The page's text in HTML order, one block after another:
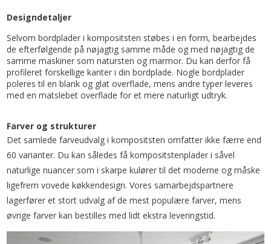
Designdetaljer
Selvom bordplader i kompositsten støbes i en form, bearbejdes
de efterfølgende på nøjagtig samme måde og med nøjagtig de
samme maskiner som natursten og marmor. Du kan derfor få
profileret forskellige kanter i din bordplade. Nogle bordplader
poleres til en blank og glat overflade, mens andre typer leveres
med en matslebet overflade for et mere naturligt udtryk.
Farver og strukturer
Det samlede farveudvalg i kompositsten omfatter ikke færre end
60 varianter. Du kan således få kompositstenplader i såvel
naturlige nuancer som i skarpe kulører til det moderne og måske
ligefrem vovede køkkendesign. Vores samarbejdspartnere
lagerfører et stort udvalg af de mest populære farver, mens
øvrige farver kan bestilles med lidt ekstra leveringstid.